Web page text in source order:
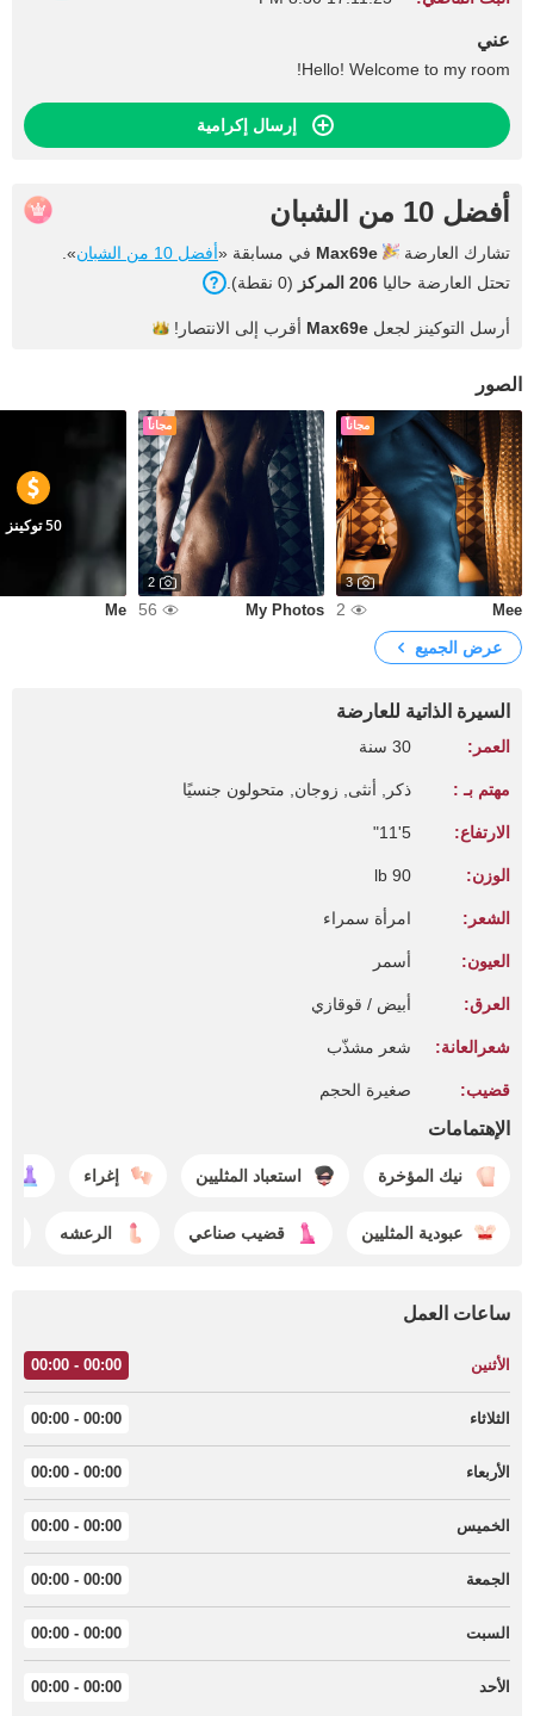
عني
Hello! Welcome to my room!
إرسال إكرامية
أفضل 10 من الشبان
تشارك العارضة Max69e في مسابقة «أفضل 10 من الشبان
».
تحتل العارضة حاليا 206 المركز (0 نقطة).
أرسل التوكينز لجعل Max69e أقرب إلى الانتصار!
الصور
مجاناً
3
Mee
2
مجاناً
2
My Photos
56
50 توكينز
Me
عرض الجميع
السيرة الذاتية للعارضة
العمر: 30 سنة
مهتم بـ : ذكر, أنثى, زوجان, متحولون جنسيًا
الارتفاع: 5'11"
الوزن: 90 lb
الشعر: امرأة سمراء
العيون: أسمر
العرق: أبيض / قوقازي
شعرالعانة: شعر مشذّب
قضيب: صغيرة الحجم
الإهتمامات
نيك المؤخرة استعباد المثليين إغراء
عبودية المثليين قضيب صناعي الرعشه
ساعات العمل
الأثنين 00:00 - 00:00
الثلاثاء 00:00 - 00:00
الأربعاء 00:00 - 00:00
الخميس 00:00 - 00:00
الجمعة 00:00 - 00:00
السبت 00:00 - 00:00
الأحد 00:00 - 00:00